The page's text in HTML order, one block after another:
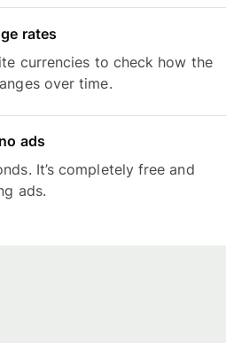
rates
currencies to check how the
over time.
ads
It’s completely free and
ads.